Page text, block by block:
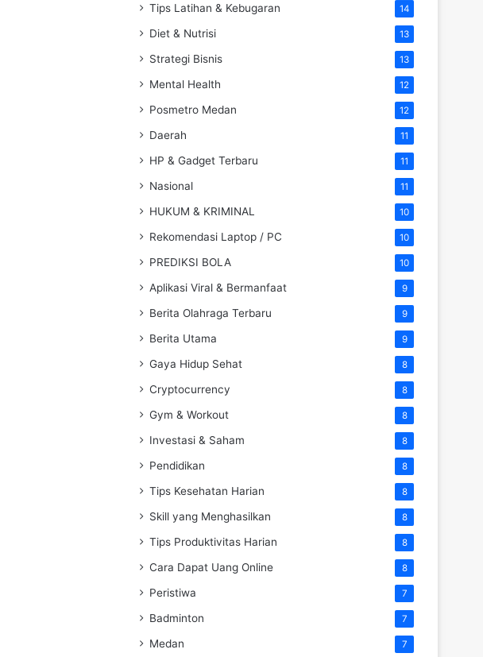
Tips Latihan & Kebugaran 14
Diet & Nutrisi 13
Strategi Bisnis 13
Mental Health 12
Posmetro Medan 12
Daerah 11
HP & Gadget Terbaru 11
Nasional 11
HUKUM & KRIMINAL 10
Rekomendasi Laptop / PC 10
PREDIKSI BOLA 10
Aplikasi Viral & Bermanfaat 9
Berita Olahraga Terbaru 9
Berita Utama 9
Gaya Hidup Sehat 8
Cryptocurrency 8
Gym & Workout 8
Investasi & Saham 8
Pendidikan 8
Tips Kesehatan Harian 8
Skill yang Menghasilkan 8
Tips Produktivitas Harian 8
Cara Dapat Uang Online 8
Peristiwa 7
Badminton 7
Medan 7